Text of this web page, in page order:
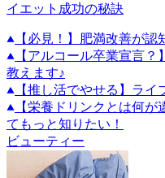
イエット成功の秘訣
【必見！】肥満改善が
【アルコール卒業宣言
教えます♪
【推し活でやせる】ライ
【栄養ドリンクとは何
てもっと知りたい！
ビューティー